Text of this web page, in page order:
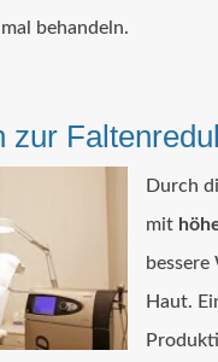
behandeln.
zur
Durch
mit
Haut.